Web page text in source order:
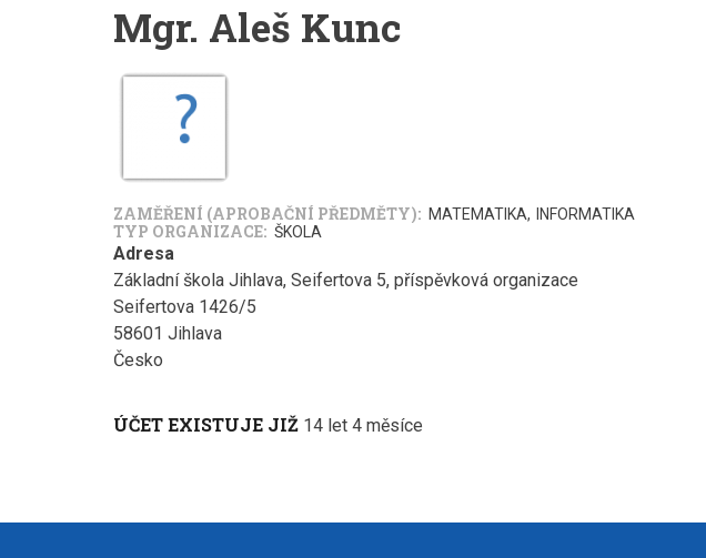
Mgr. Aleš Kunc
ZAMĚŘENÍ (APROBAČNÍ PŘEDMĚTY) MATEMATIKA INFORMATIKA
TYP ORGANIZACE ŠKOLA
Adresa
Základní škola Jihlava, Seifertova 5, příspěvková organizace
Seifertova 1426/5
58601 Jihlava
Česko
ÚČET EXISTUJE JIŽ 14 let 4 měsíce